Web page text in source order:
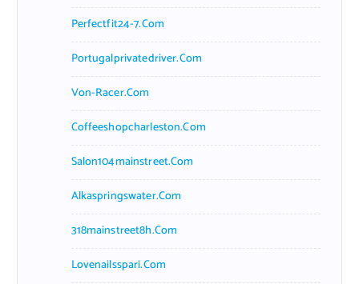
Perfectfit24-7.com
Portugalprivatedriver.com
Von-Racer.com
Coffeeshopcharleston.com
Salon104mainstreet.com
Alkaspringswater.com
318mainstreet8h.com
Lovenailsspari.com